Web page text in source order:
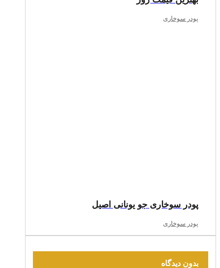
پودر سوخاری
پودر سوخاری جو یونانی اصیل
پودر سوخاری
بدون دیدگاه